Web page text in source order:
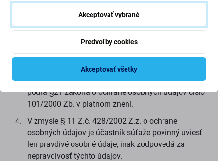
Súhlas so spracovaním osobných údajov je platný
po dobu neurčitú. Súhlas so spracovaním osobných
údajov je možné odvolať oznámením doručeným
formou elektronickej pošty na adresu
info@startitup.sk.
Súťažiaci, ktorý takto poskytne osobné údaje, má
právo na prístup k osobným údajom a ďalšie práva
podľa §21 zákona o ochrane osobných údajov číslo
101/2000 Zb. v platnom znení.
V zmysle § 11 Z.č. 428/2002 Z.z. o ochrane
osobných údajov je účastník súťaže povinný uviesť
len pravdivé osobné údaje, inak zodpovedá za
nepravdivosť týchto údajov.
Akceptovať vybrané
Predvoľby cookies
Akceptovať všetky